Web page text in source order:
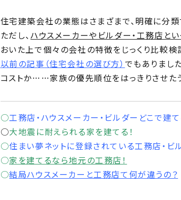
住宅建築会社の業態はさまざまで、明確に分類
ただし、ハウスメーカーやビルダー・工務店と
おいた上で個々の会社の特徴をじっくり比較
以前の記事 （住宅会社の選び方） でもありまし
コストか……家族の優先順位をはっきりさせた
○工務店・ハウスメーカー・ビルダーどこで建て
○大地震に耐えられる家を建てる！
○住まい夢ネットに登録されている工務店・ビ
○家を建てるなら地元の工務店！
○結局ハウスメーカーと工務店て何が違うの？